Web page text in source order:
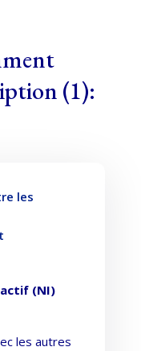
(1):
les
(NI)
les autres